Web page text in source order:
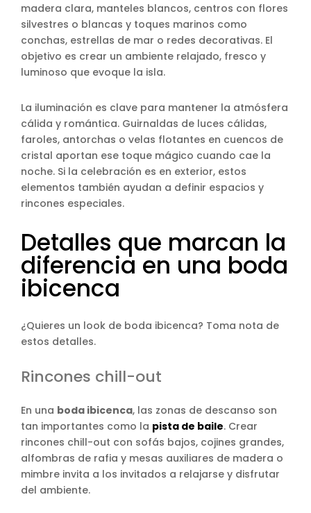
madera clara, manteles blancos, centros con flores
silvestres o blancas y toques marinos como
conchas, estrellas de mar o redes decorativas. El
objetivo es crear un ambiente relajado, fresco y
luminoso que evoque la isla.
La iluminación es clave para mantener la atmósfera
cálida y romántica. Guirnaldas de luces cálidas,
faroles, antorchas o velas flotantes en cuencos de
cristal aportan ese toque mágico cuando cae la
noche. Si la celebración es en exterior, estos
elementos también ayudan a definir espacios y
rincones especiales.
Detalles que marcan la
diferencia en una boda
ibicenca
¿Quieres un look de boda ibicenca? Toma nota de
estos detalles.
Rincones chill-out
En una boda ibicenca, las zonas de descanso son
tan importantes como la pista de baile. Crear
rincones chill-out con sofás bajos, cojines grandes,
alfombras de rafia y mesas auxiliares de madera o
mimbre invita a los invitados a relajarse y disfrutar
del ambiente.